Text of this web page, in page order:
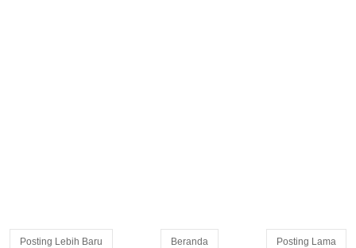
Posting Lebih Baru Posting Lama
Beranda